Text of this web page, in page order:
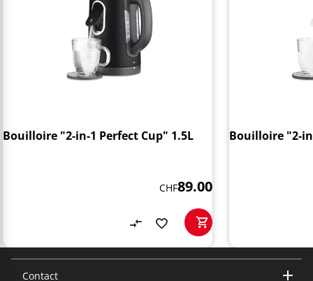
Bouilloire "2-in-1 Perfect Cup" 1.5L
CHF89.00
Bouilloire "2-
Contact